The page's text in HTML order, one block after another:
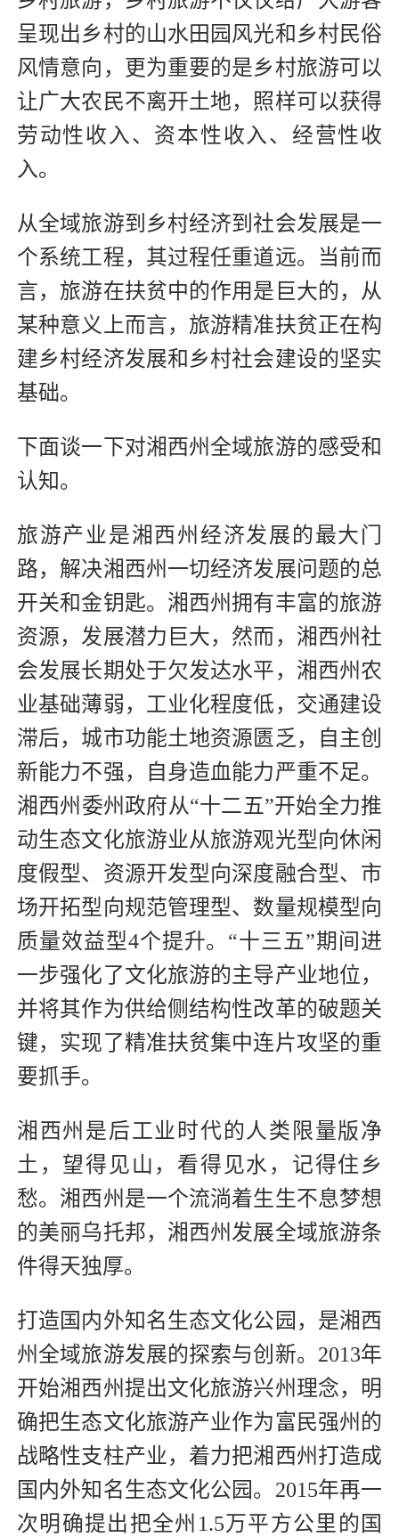
呈现出乡村的山水田园风光和乡村民俗
风情意向，更为重要的是乡村旅游可以
让广大农民不离开土地，照样可以获得
劳动性收入、资本性收入、经营性收
入。
从全域旅游到乡村经济到社会发展是一
个系统工程，其过程任重道远。当前而
言，旅游在扶贫中的作用是巨大的，从
某种意义上而言，旅游精准扶贫正在构
建乡村经济发展和乡村社会建设的坚实
基础。
下面谈一下对湘西州全域旅游的感受和
认知。
旅游产业是湘西州经济发展的最大门
路，解决湘西州一切经济发展问题的总
开关和金钥匙。湘西州拥有丰富的旅游
资源，发展潜力巨大，然而，湘西州社
会发展长期处于欠发达水平，湘西州农
业基础薄弱，工业化程度低，交通建设
滞后，城市功能土地资源匮乏，自主创
新能力不强，自身造血能力严重不足。
湘西州委州政府从“十二五”开始全力推
动生态文化旅游业从旅游观光型向休闲
度假型、资源开发型向深度融合型、市
场开拓型向规范管理型、数量规模型向
质量效益型4个提升。“十三五”期间进
一步强化了文化旅游的主导产业地位，
并将其作为供给侧结构性改革的破题关
键，实现了精准扶贫集中连片攻坚的重
要抓手。
湘西州是后工业时代的人类限量版净
土，望得见山，看得见水，记得住乡
愁。湘西州是一个流淌着生生不息梦想
的美丽乌托邦，湘西州发展全域旅游条
件得天独厚。
打造国内外知名生态文化公园，是湘西
州全域旅游发展的探索与创新。2013年
开始湘西州提出文化旅游兴州理念，明
确把生态文化旅游产业作为富民强州的
战略性支柱产业，着力把湘西州打造成
国内外知名生态文化公园。2015年再一
次明确提出把全州1.5万平方公里的国